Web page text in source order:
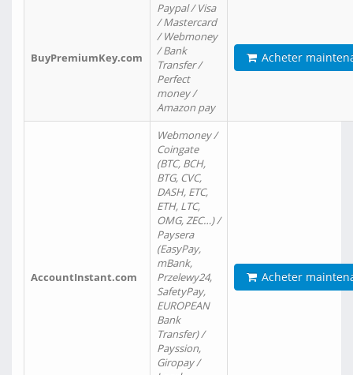
BuyPremiumKey.com
Paypal / Visa
/ Mastercard
/ Webmoney
/ Bank
Transfer /
Perfect
money /
Amazon pay
Acheter
AccountInstant.com
Webmoney /
Coingate
(BTC, BCH,
BTG, CVC,
DASH, ETC,
ETH, LTC,
OMG, ZEC…) /
Paysera
(EasyPay,
mBank,
Przelewy24,
SafetyPay,
EUROPEAN
Bank
Transfer) /
Payssion,
Giropay /
Acheter